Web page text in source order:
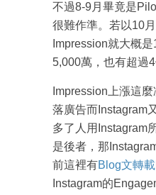
不過8-9月畢竟是
很難作準。若以10
Impression就大概
5,000萬，也有超過4
Impression上漲這
落廣告而Instagram
多了人用Instagram
是後者，那
前這裡有Blog文轉
Instagram的